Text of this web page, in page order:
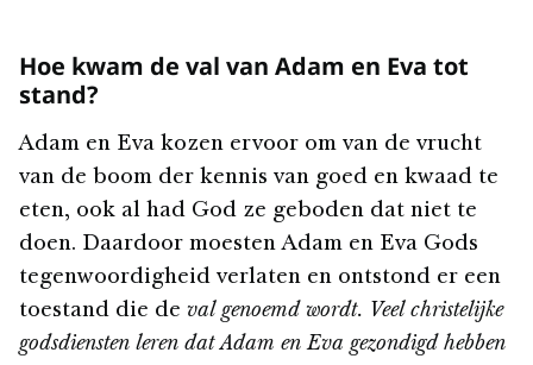
Hoe kwam de val van Adam en Eva tot
stand?
Adam en Eva kozen ervoor om van de vrucht
van de boom der kennis van goed en kwaad te
eten, ook al had God ze geboden dat niet te
doen. Daardoor moesten Adam en Eva Gods
tegenwoordigheid verlaten en ontstond er een
toestand die de val genoemd wordt. Veel christelijke
godsdiensten leren dat Adam en Eva gezondigd hebben